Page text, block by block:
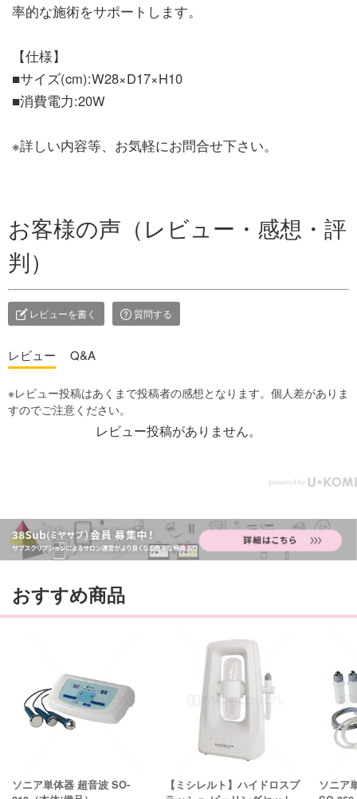
率的な施術をサポートします。
【仕様】
■サイズ(cm):W28×D17×H10
■消費電力:20W
※詳しい内容等、お気軽にお問合せ下さい。
お客様の声（レビュー・感想・評
判）
レビューを書く 質問する
レビュー Q&A
レビュー投稿がありません。
おすすめ商品
ソニア単体器 超音波 SO-
【ミシレルト】ハイドロスプ
ソニア